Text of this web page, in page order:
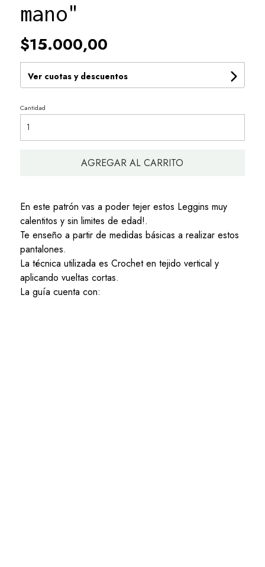
mano"
$15.000,00
Ver cuotas y descuentos
Cantidad
AGREGAR AL CARRITO
En este patrón vas a poder tejer estos Leggins muy
calentitos y sin limites de edad!.
Te enseño a partir de medidas básicas a realizar estos
pantalones.
La técnica utilizada es Crochet en tejido vertical y
aplicando vueltas cortas.
La guía cuenta con: